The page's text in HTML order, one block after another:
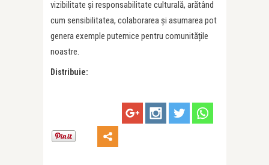
vizibilitate și responsabilitate culturală, arătând
cum sensibilitatea, colaborarea și asumarea pot
genera exemple puternice pentru comunitățile
noastre.
Distribuie: